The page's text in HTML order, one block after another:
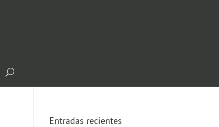
Entradas recientes